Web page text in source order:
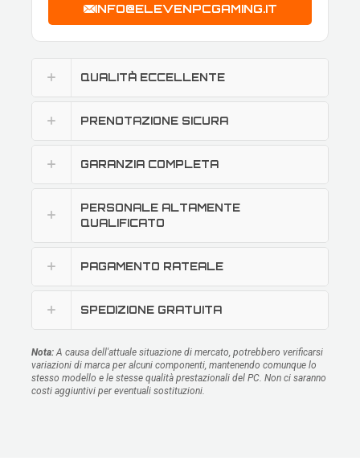
INFO@ELEVENPCGAMING.IT
QUALITÀ ECCELLENTE
PRENOTAZIONE SICURA
GARANZIA COMPLETA
PERSONALE ALTAMENTE
QUALIFICATO
PAGAMENTO RATEALE
SPEDIZIONE GRATUITA
Nota: A causa dell'attuale situazione di mercato, potrebbero verificarsi
variazioni di marca per alcuni componenti, mantenendo comunque lo
stesso modello e le stesse qualità prestazionali del PC. Non ci saranno
costi aggiuntivi per eventuali sostituzioni.